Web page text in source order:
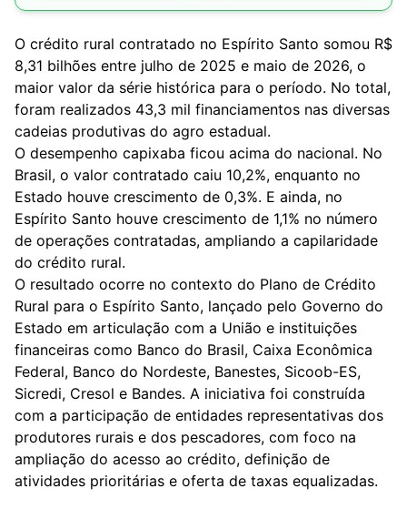
O crédito rural contratado no Espírito Santo somou R$
8,31 bilhões entre julho de 2025 e maio de 2026, o
maior valor da série histórica para o período. No total,
foram realizados 43,3 mil financiamentos nas diversas
cadeias produtivas do agro estadual.
O desempenho capixaba ficou acima do nacional. No
Brasil, o valor contratado caiu 10,2%, enquanto no
Estado houve crescimento de 0,3%. E ainda, no
Espírito Santo houve crescimento de 1,1% no número
de operações contratadas, ampliando a capilaridade
do crédito rural.
O resultado ocorre no contexto do Plano de Crédito
Rural para o Espírito Santo, lançado pelo Governo do
Estado em articulação com a União e instituições
financeiras como Banco do Brasil, Caixa Econômica
Federal, Banco do Nordeste, Banestes, Sicoob-ES,
Sicredi, Cresol e Bandes. A iniciativa foi construída
com a participação de entidades representativas dos
produtores rurais e dos pescadores, com foco na
ampliação do acesso ao crédito, definição de
atividades prioritárias e oferta de taxas equalizadas.